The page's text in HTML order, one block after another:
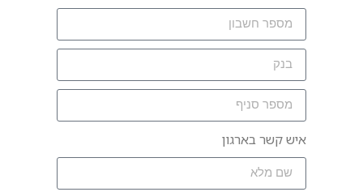
איש קשר בארגון